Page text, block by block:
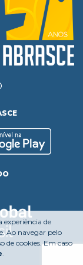
experiência de
Ao navegar pelo
de cookies. Em caso
.